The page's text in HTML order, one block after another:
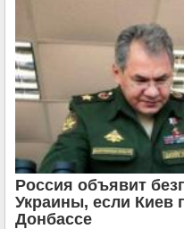
Россия объявит
Украины, если Киев
Донбассе